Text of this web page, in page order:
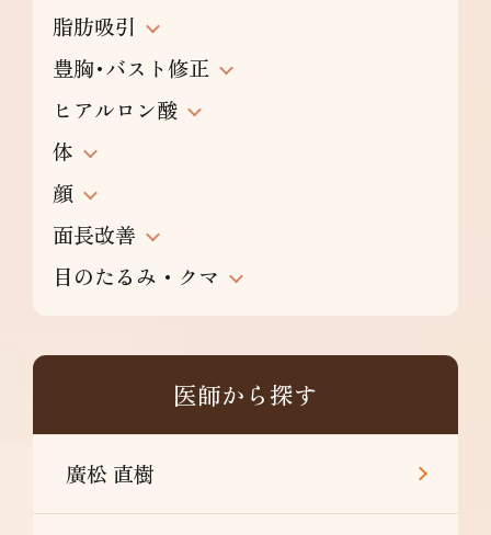
脂肪吸引
豊胸･バスト修正
ヒアルロン酸
体
顔
面長改善
目のたるみ・クマ
医師から探す
廣松 直樹